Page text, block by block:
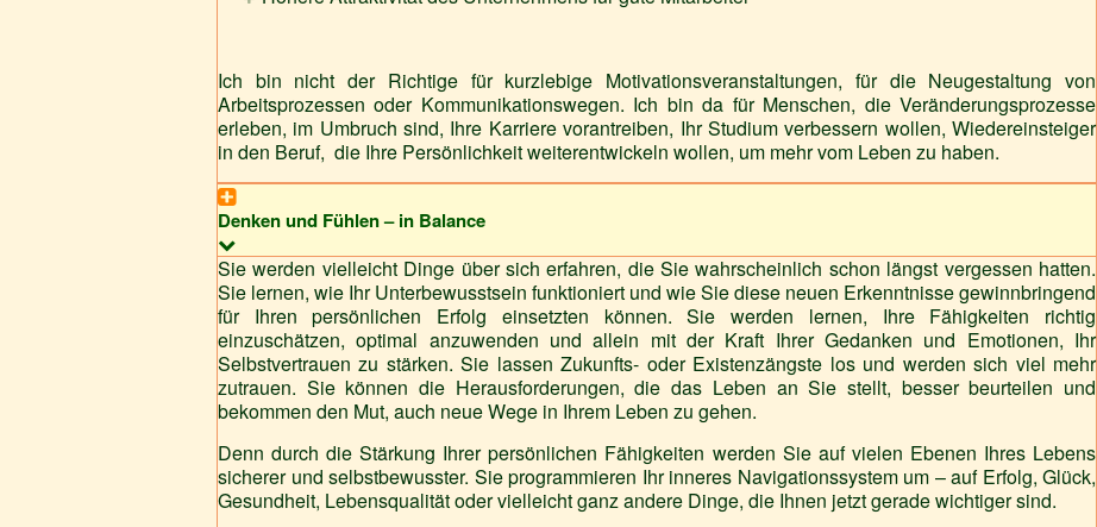
Ich bin nicht der Richtige für kurzlebige Motivationsveranstaltungen, für die Neugestaltung von
Arbeitsprozessen oder Kommunikationswegen. Ich bin da für Menschen, die Veränderungsprozesse
erleben, im Umbruch sind, Ihre Karriere vorantreiben, Ihr Studium verbessern wollen, Wiedereinsteiger
in den Beruf, die Ihre Persönlichkeit weiterentwickeln wollen, um mehr vom Leben zu haben.
Denken und Fühlen – in Balance
Sie werden vielleicht Dinge über sich erfahren, die Sie wahrscheinlich schon längst vergessen hatten.
Sie lernen, wie Ihr Unterbewusstsein funktioniert und wie Sie diese neuen Erkenntnisse gewinnbringend
für Ihren persönlichen Erfolg einsetzten können. Sie werden lernen, Ihre Fähigkeiten richtig
einzuschätzen, optimal anzuwenden und allein mit der Kraft Ihrer Gedanken und Emotionen, Ihr
Selbstvertrauen zu stärken. Sie lassen Zukunfts- oder Existenzängste los und werden sich viel mehr
zutrauen. Sie können die Herausforderungen, die das Leben an Sie stellt, besser beurteilen und
bekommen den Mut, auch neue Wege in Ihrem Leben zu gehen.
Denn durch die Stärkung Ihrer persönlichen Fähigkeiten werden Sie auf vielen Ebenen Ihres Lebens
sicherer und selbstbewusster. Sie programmieren Ihr inneres Navigationssystem um – auf Erfolg, Glück,
Gesundheit, Lebensqualität oder vielleicht ganz andere Dinge, die Ihnen jetzt gerade wichtiger sind.